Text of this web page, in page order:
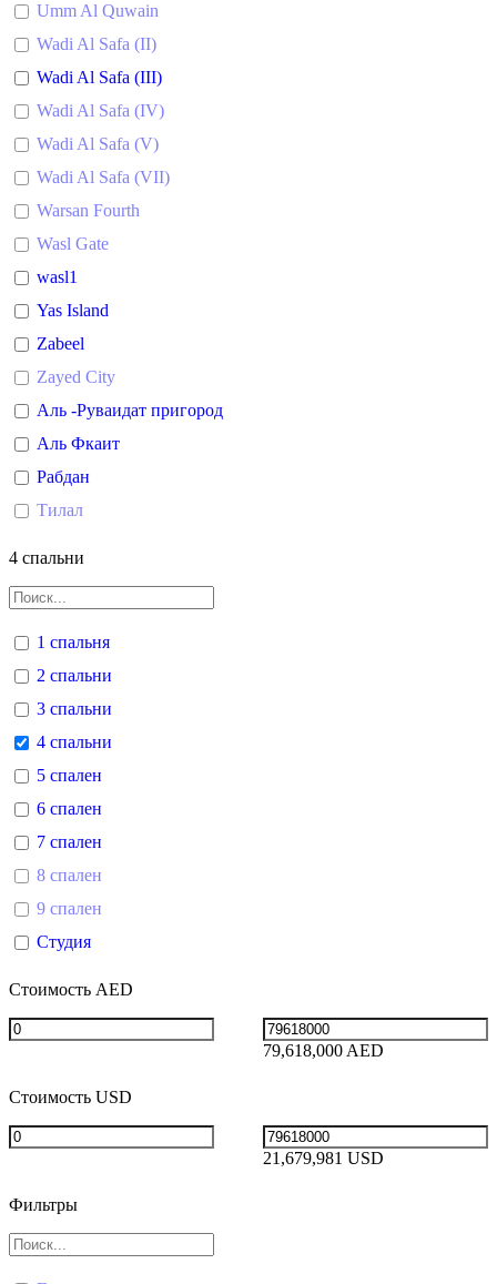
Umm Al Quwain
Wadi Al Safa (II)
Wadi Al Safa (III)
Wadi Al Safa (IV)
Wadi Al Safa (V)
Wadi Al Safa (VII)
Warsan Fourth
Wasl Gate
wasl1
Yas Island
Zabeel
Zayed City
Аль -Руваидат пригород
Аль Фкаит
Рабдан
Тилал
4 спальни
1 спальня
2 спальни
3 спальни
4 спальни
5 спален
6 спален
7 спален
8 спален
9 спален
Студия
Стоимость AED
79,618,000 AED
Стоимость USD
21,679,981 USD
Фильтры